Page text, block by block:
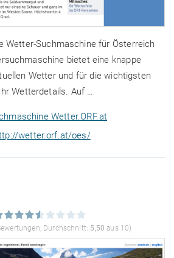
Wetter-Suchmaschine für Österreich
bietet eine knappe
Wetter und für die wichtigsten
Wetterdetails. Auf …
Wetter.ORF.at
wetter.orf.at/oes/
Durchschnitt: 5,50 aus 10)